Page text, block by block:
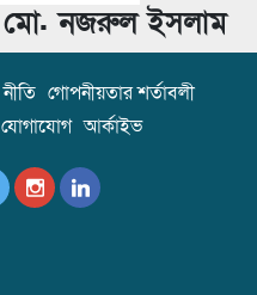
মো. নজরুল ইসলাম
গোপনীয়তার শর্তাবলী
যোগাযোগ আর্কাইভ